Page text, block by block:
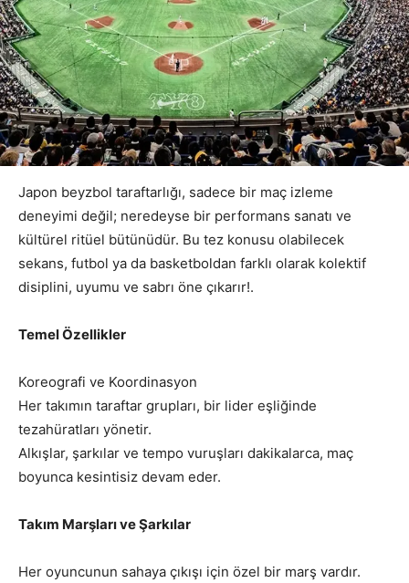
Japon beyzbol taraftarlığı, sadece bir maç izleme
deneyimi değil; neredeyse bir performans sanatı ve
kültürel ritüel bütünüdür. Bu tez konusu olabilecek
sekans, futbol ya da basketboldan farklı olarak kolektif
disiplini, uyumu ve sabrı öne çıkarır!.
Temel Özellikler
Koreografi ve Koordinasyon
Her takımın taraftar grupları, bir lider eşliğinde
tezahüratları yönetir.
Alkışlar, şarkılar ve tempo vuruşları dakikalarca, maç
boyunca kesintisiz devam eder.
Takım Marşları ve Şarkılar
Her oyuncunun sahaya çıkışı için özel bir marş vardır.